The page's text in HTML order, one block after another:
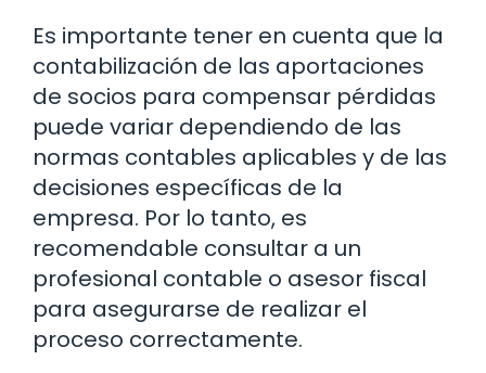
Es importante tener en cuenta que la
contabilización de las aportaciones
de socios para compensar pérdidas
puede variar dependiendo de las
normas contables aplicables y de las
decisiones específicas de la
empresa. Por lo tanto, es
recomendable consultar a un
profesional contable o asesor fiscal
para asegurarse de realizar el
proceso correctamente.